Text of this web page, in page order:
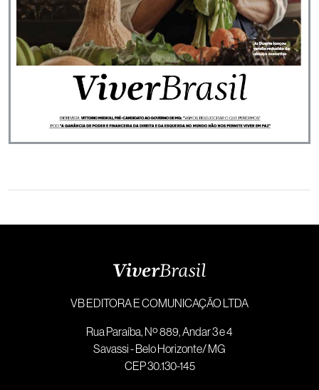
VB EDITORA E COMUNICAÇÃO LTDA
Rua Paraíba, Nº 889, Andar 3 e 4
Savassi - Belo Horizonte/ MG
CEP 30.130-145